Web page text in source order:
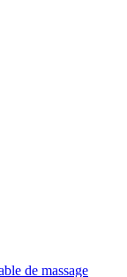
de massage